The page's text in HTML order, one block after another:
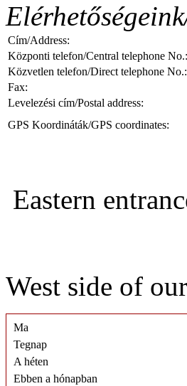
Cím/Address:
Központi telefon/Central telephone No.:
Közvetlen telefon/Direct telephone No.:
Fax:
Levelezési cím/Postal address:
GPS Koordináták/GPS coordinates:
Eastern
West side of
Ma
Tegnap
A héten
Ebben a hónapban